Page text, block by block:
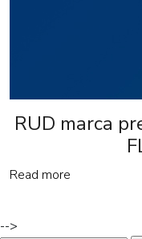
RUD marca
Read more
-->